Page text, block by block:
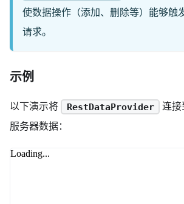
使数据操作（添加、删除等）能够触
请求。
示例
以下演示将 RestDataProvider
连
服务器数据：